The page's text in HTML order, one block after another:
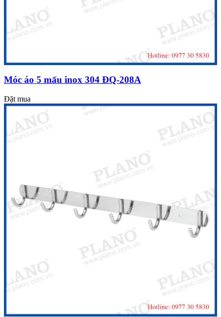
Móc áo 5 mấu inox 304 ĐQ-208A
Đặt mua